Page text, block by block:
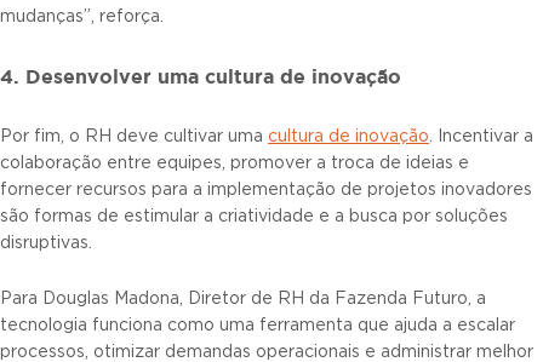
mudanças”, reforça.
4. Desenvolver uma cultura de inovação
Por fim, o RH deve cultivar uma cultura de inovação. Incentivar a
colaboração entre equipes, promover a troca de ideias e
fornecer recursos para a implementação de projetos inovadores
são formas de estimular a criatividade e a busca por soluções
disruptivas.
Para Douglas Madona, Diretor de RH da Fazenda Futuro, a
tecnologia funciona como uma ferramenta que ajuda a escalar
processos, otimizar demandas operacionais e administrar melhor